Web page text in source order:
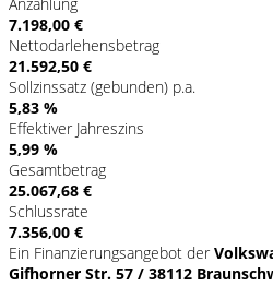
Anzahlung
7.198,00 €
Nettodarlehensbetrag
21.592,50 €
Sollzinssatz (gebunden) p.a.
5,83 %
Effektiver Jahreszins
5,99 %
Gesamtbetrag
25.067,68 €
Schlussrate
7.356,00 €
Ein Finanzierungsangebot der
Gifhorner Str. 57 / 38112